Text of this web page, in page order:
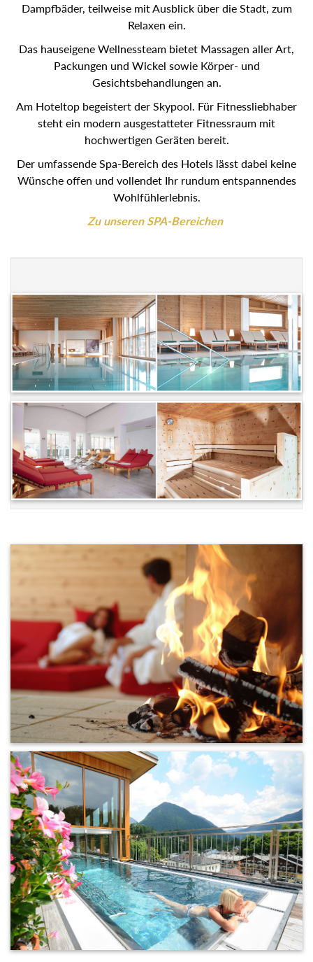
Dampfbäder, teilweise mit Ausblick über die Stadt, zum
Relaxen ein.
Das hauseigene Wellnessteam bietet Massagen aller Art,
Packungen und Wickel sowie Körper- und
Gesichtsbehandlungen an.
Am Hoteltop begeistert der Skypool. Für Fitnessliebhaber
steht ein modern ausgestatteter Fitnessraum mit
hochwertigen Geräten bereit.
Der umfassende Spa-Bereich des Hotels lässt dabei keine
Wünsche offen und vollendet Ihr rundum entspannendes
Wohlfühlerlebnis.
Zu unseren SPA-Bereichen